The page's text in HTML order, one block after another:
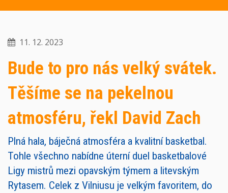
11. 12. 2023
Bude to pro nás velký svátek.
Těšíme se na pekelnou
atmosféru, řekl David Zach
Plná hala, báječná atmosféra a kvalitní basketbal.
Tohle všechno nabídne úterní duel basketbalové
Ligy mistrů mezi opavským týmem a litevským
Rytasem. Celek z Vilniusu je velkým favoritem, do